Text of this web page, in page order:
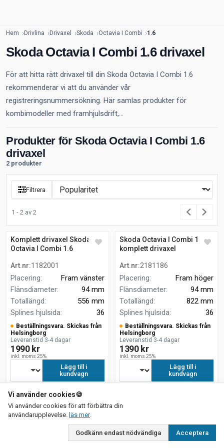
Hem Drivlina Drivaxel Skoda Octavia I Combi 1.6
Skoda Octavia I Combi 1.6 drivaxel
För att hitta rätt drivaxel till din Skoda Octavia I Combi 1.6
rekommenderar vi att du använder vår
registreringsnummersökning. Här samlas produkter för
kombimodeller med framhjulsdrift,...
Produkter för Skoda Octavia I Combi 1.6
drivaxel
2 produkter
Filtrera
1 - 2 av 2
Komplett drivaxel Skoda
Octavia I Combi 1.6
Art.nr:1182001
Placering:
Fram vänster
Flänsdiameter:
94 mm
Totallängd:
556 mm
Splines hjulsida: 36
Beställningsvara. Skickas från
Helsingborg
Leveranstid 3-4 dagar
1990 kr
inkl. moms 25%
Lägg till i
kundvagn
Skoda Octavia I Combi 1.6
komplett drivaxel
Art.nr:2181186
Placering:
Fram höger
Flänsdiameter:
94 mm
Totallängd:
822 mm
Splines hjulsida: 36
Beställningsvara. Skickas från
Helsingborg
Leveranstid 3-4 dagar
1390 kr
inkl. moms 25%
Lägg till i
kundvagn
Vi använder cookies🍪
Vi använder cookies för att förbättra din
användarupplevelse. läs merom vår integritetspolicy
.
Godkänn endast nödvändiga Acceptera